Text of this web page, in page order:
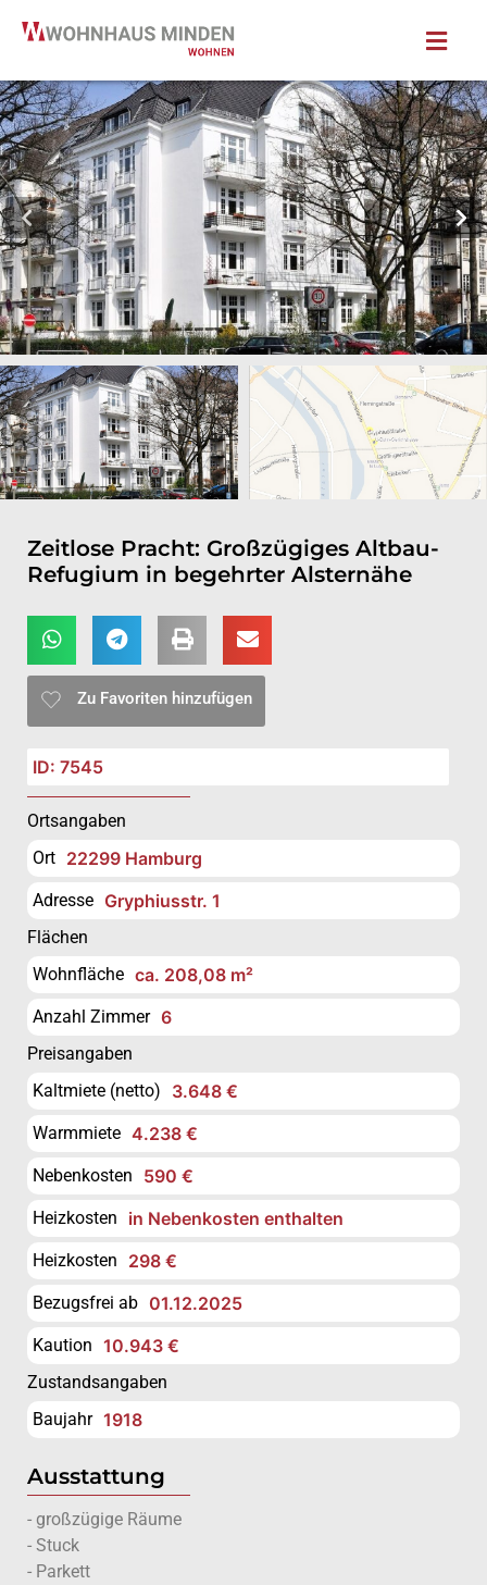
Zeitlose Pracht: Großzügiges Altbau-
Refugium in begehrter Alsternähe
Zu Favoriten hinzufügen
ID: 7545
Ortsangaben
Ort 22299 Hamburg
Adresse Gryphiusstr. 1
Flächen
Wohnfläche ca. 208,08 m²
Anzahl Zimmer 6
Preisangaben
Kaltmiete (netto)
3.648 €
Warmmiete 4.238 €
Nebenkosten 590 €
Heizkosten in Nebenkosten enthalten
Heizkosten 298 €
Bezugsfrei ab 01.12.2025
Kaution 10.943 €
Zustandsangaben
Baujahr 1918
Ausstattung
- großzügige Räume
- Stuck
- Parkett